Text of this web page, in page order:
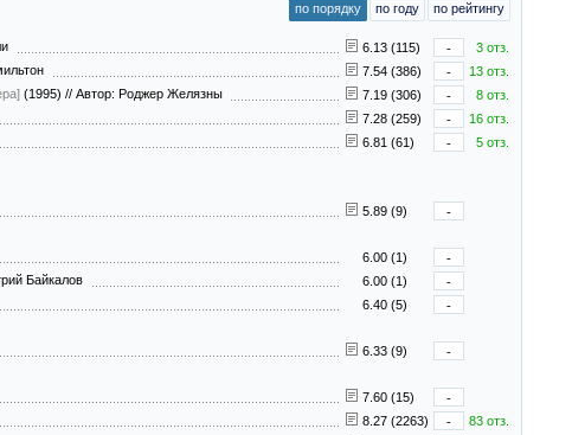
по порядку по году по рейтингу
6.13 (115) -
3 отз.
7.54 (386) -
13 отз.
(1995) // Автор: Роджер Желязны 7.19 (306) -
8 отз.
7.28 (259) -
16 отз.
6.81 (61) -
5 отз.
5.89 (9)
-
6.00 (1)
-
Байкалов 6.00 (1)
-
6.40 (5)
-
6.33 (9)
-
7.60 (15)
-
8.27 (2263) -
83 отз.